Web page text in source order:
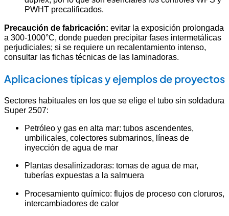
PWHT precalificados.
Precaución de fabricación: evitar la exposición prolongada
a 300-1000°C, donde pueden precipitar fases intermetálicas
perjudiciales; si se requiere un recalentamiento intenso,
consultar las fichas técnicas de las laminadoras.
Aplicaciones típicas y ejemplos de proyectos
Sectores habituales en los que se elige el tubo sin soldadura
Super 2507:
Petróleo y gas en alta mar: tubos ascendentes,
umbilicales, colectores submarinos, líneas de
inyección de agua de mar
Plantas desalinizadoras: tomas de agua de mar,
tuberías expuestas a la salmuera
Procesamiento químico: flujos de proceso con cloruros,
intercambiadores de calor